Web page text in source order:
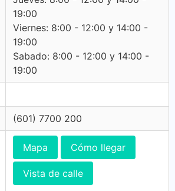
19:00
Viernes: 8:00 - 12:00 y 14:00 -
19:00
Sabado: 8:00 - 12:00 y 14:00 -
19:00
(601) 7700 200
Mapa Cómo llegar
Vista de calle